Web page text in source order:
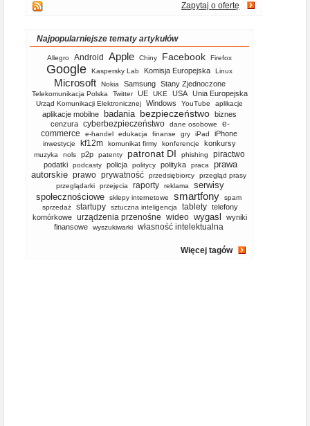
Zapytaj o ofertę
Najpopularniejsze tematy artykułów
Allegro Android Apple Chiny Facebook Firefox
Google Kaspersky Lab Komisja Europejska Linux
Microsoft Nokia Samsung Stany Zjednoczone
Telekomunikacja Polska Twitter UE UKE USA Unia Europejska
Urząd Komunikacji Elektronicznej Windows YouTube aplikacje
aplikacje mobilne badania bezpieczeństwo biznes
cenzura cyberbezpieczeństwo dane osobowe
e-
commerce
e-handel edukacja finanse gry iPad iPhone
inwestycje kf12m komunikat firmy konferencje konkursy
muzyka nols p2p patenty patronat DI phishing piractwo
podatki podcasty policja politycy polityka praca
prawa
autorskie prawo prywatność przedsiębiorcy
przegląd prasy
przeglądarki
przejęcia raporty reklama
serwisy
społecznościowe
sklepy internetowe smartfony
spam
sprzedaż
startupy sztuczna inteligencja tablety telefony
komórkowe
urządzenia przenośne wideo wygasl
wyniki
finansowe
wyszukiwarki własność intelektualna
Więcej tagów